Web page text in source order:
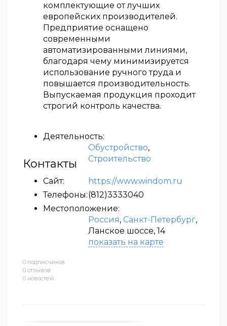
0 подписчиков
0 отзывов
0 новостей
комплектующие от лучших
европейских производителей.
Предприятие оснащено
современными
автоматизированными линиями,
благодаря чему минимизируется
использование ручного труда и
повышается производительность.
Выпускаемая продукция проходит
строгий контроль качества.
Деятельность:
Обустройство,
Строительство
Контакты
Сайт:
https://www.windom.ru
Телефоны:(812)3333040
Местоположение:
Россия,Санкт-Петербург,
Ланское шоссе, 14
показать на карте